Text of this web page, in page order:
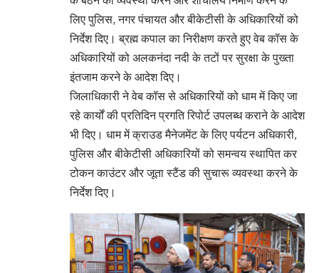
लिए पुलिस, नगर पंचायत और बीकेटीसी के अधिकारियों को
निर्देश दिए। ब्रह्म कपाल का निरीक्षण करते हुए वेब कॉस के
अधिकारियों को अलकनंदा नदी के तटों पर सुरक्षा के पुख्ता
इंतजाम करने के आदेश दिए।
जिलाधिकारी ने वेब कॉस से अधिकारियों को धाम में किए जा
रहे कार्यों की प्रतिदिन प्रगति रिपोर्ट उपलब्ध कराने के आदेश
भी दिए। धाम में क्राउड मैनेजमेंट के लिए पर्यटन अधिकारी,
पुलिस और बीकेटीसी अधिकारियों को समन्वय स्थापित कर
टोकन काउंटर और जूता स्टैंड की सुचारू व्यवस्था करने के
निर्देश दिए।